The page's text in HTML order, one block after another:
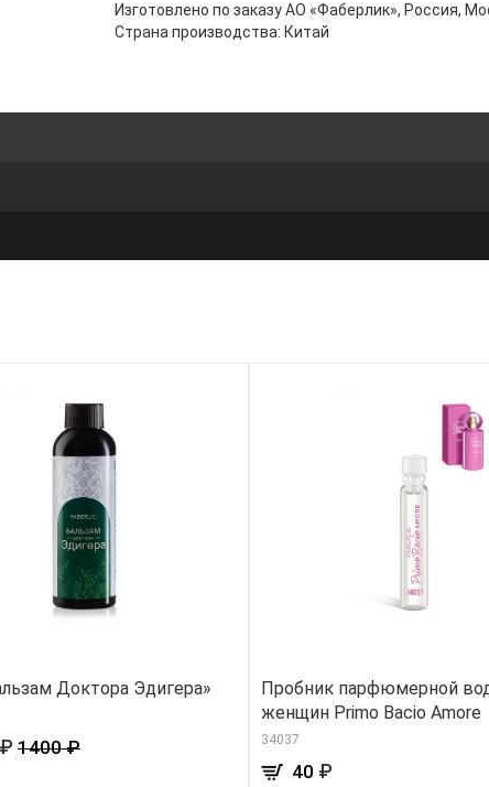
Изготовлено по заказу АО «Фаберлик», Россия,
Страна производства: Китай
Доктора Эдигера»
₽ 1400 ₽
Пробник парфюмерной
женщин Primo Bacio Amore
34037
40 ₽